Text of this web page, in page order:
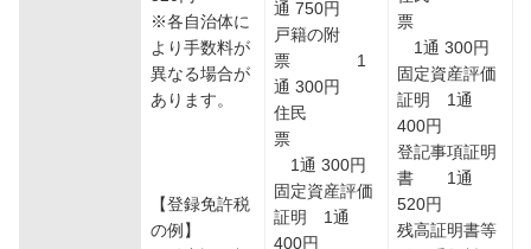
※各自治体に
より手数料が
異なる場合が
あります。
【登録免許税
の例】
通 750円
戸籍の附
票 1
通 300円
住民
票
1通 300円
固定資産評価
証明 1通
400円
票
1通 300円
固定資産評価
証明 1通
400円
登記事項証明
書 1通
520円
残高証明書等